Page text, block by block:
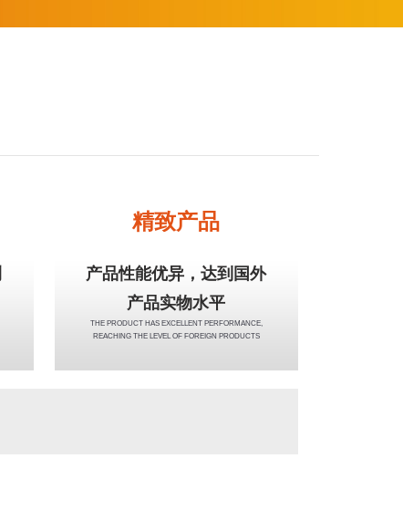
精致产品
产品性能优异，达到国外
产品实物水平
THE PRODUCT HAS EXCELLENT PERFORMANCE,
REACHING THE LEVEL OF FOREIGN PRODUCTS